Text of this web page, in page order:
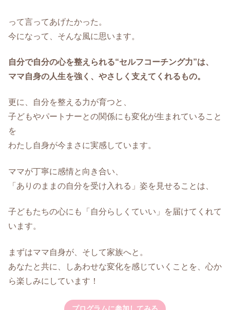
って言ってあげたかった。
今になって、そんな風に思います。
自分で自分の心を整えられる“セルフコーチング力”は、
ママ自身の人生を強く、やさしく支えてくれるもの。
更に、自分を整える力が育つと、
子どもやパートナーとの関係にも変化が生まれていること
を
わたし自身が今まさに実感しています。
ママが丁寧に感情と向き合い、
「ありのままの自分を受け入れる」姿を見せることは、
子どもたちの心にも「自分らしくていい」を届けてくれて
います。
まずはママ自身が、そして家族へと。
あなたと共に、しあわせな変化を感じていくことを、心か
ら楽しみにしています！